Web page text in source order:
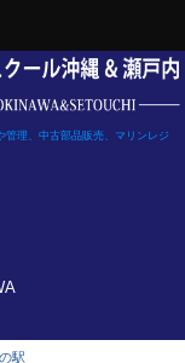
理、中古部品販売、マリンレジ
駅